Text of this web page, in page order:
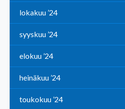
lokakuu ’24
syyskuu ’24
elokuu ’24
heinäkuu ’24
toukokuu ’24